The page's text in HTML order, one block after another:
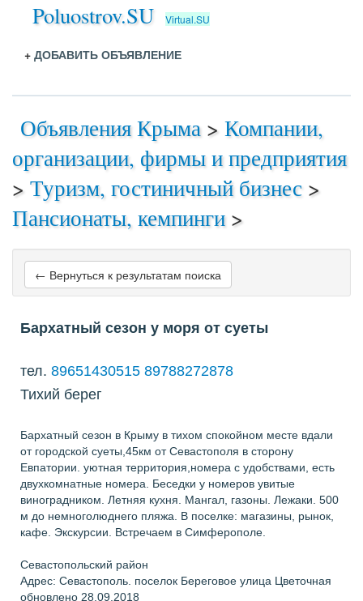
Poluostrov.SU Virtual.SU
+ ДОБАВИТЬ ОБЪЯВЛЕНИЕ
Объявления Крыма > Компании,
организации, фирмы и предприятия
> Туризм, гостиничный бизнес >
Пансионаты, кемпинги >
← Вернуться к результатам поиска
Бархатный сезон у моря от суеты
тел. 89651430515 89788272878
Тихий берег
Бархатный сезон в Крыму в тихом спокойном месте вдали
от городской суеты,45км от Севастополя в сторону
Евпатории. уютная территория,номера с удобствами, есть
двухкомнатные номера. Беседки у номеров увитые
виноградником. Летняя кухня. Мангал, газоны. Лежаки. 500
м до немноголюднего пляжа. В поселке: магазины, рынок,
кафе. Экскурсии. Встречаем в Симферополе.
Севастопольский район
Адрес: Севастополь. поселок Береговое улица Цветочная
обновлено 28.09.2018